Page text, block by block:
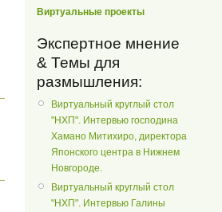
Виртуальные проекты
Экспертное мнение
& Темы для
размышления:
Виртуальный круглый стол
"НХП". Интервью господина
Хамано Митихиро, директора
Японского центра в Нижнем
Новгороде.
Виртуальный круглый стол
"НХП". Интервью Галины